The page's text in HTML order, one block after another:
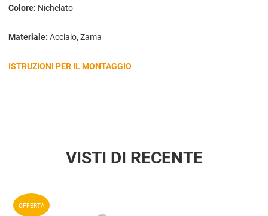
Colore: Nichelato
Materiale: Acciaio, Zama
ISTRUZIONI PER IL MONTAGGIO
VISTI DI RECENTE
OFFERTA